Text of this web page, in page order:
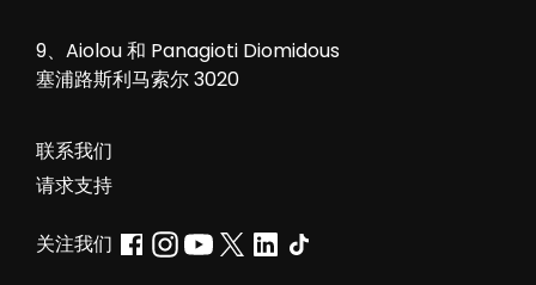
9、Aiolou 和 Panagioti Diomidous
塞浦路斯利马索尔 3020
联系我们
请求支持
关注我们